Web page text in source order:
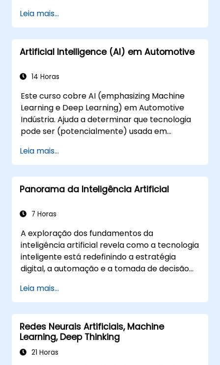
otimizações para síntese de imagens de
alta qualidade.
Otimizar o desempenho e a
escalabilidade para grandes conjuntos de
Ajustar hiperparâmetros para melhorar o
generalização.
Integrar o Stable Diffusion com outros
frameworks e ferramentas de
aprendizado profundo.
Leia mais...
Artificial Intelligence (AI) em Automotive
14 Horas
Este curso cobre AI (emphasizing Machine
Learning e Deep Learning) em Automotive
Indústria. Ajuda a determinar que tecnologia
pode ser (potencialmente) usada em
automação, reconhecimento de imagem
para tomada de decisão autónoma.
Leia mais...
Panorama da Inteligência Artificial
7 Horas
A exploração dos fundamentos da
inteligência artificial revela como a tecnologia
inteligente está redefinindo a estratégia
digital, a automação e a tomada de decisão
conceitos essenciais que abrangem a história
da IA, frameworks de resolução de
problemas, representação do conhecimento,
raciocínio sob incerteza e paradigmas de
aprendizado de máquina, além de
comunicação, percepção e ação autônoma.
Leia mais...
Redes Neurais Artificiais, Machine
Learning, Deep Thinking
21 Horas